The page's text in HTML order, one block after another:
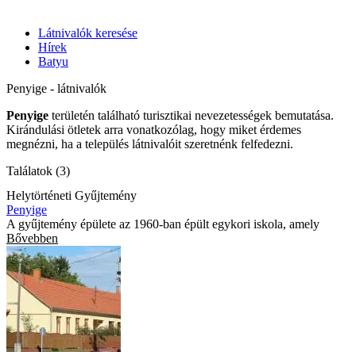
Látnivalók keresése
Hírek
Batyu
Penyige - látnivalók
Penyige területén található turisztikai nevezetességek bemutatása.
Kirándulási ötletek arra vonatkozólag, hogy miket érdemes
megnézni, ha a település látnivalóit szeretnénk felfedezni.
Találatok (3)
Helytörténeti Gyűjtemény
Penyige
A gyűjtemény épülete az 1960-ban épült egykori iskola, amely
Bővebben